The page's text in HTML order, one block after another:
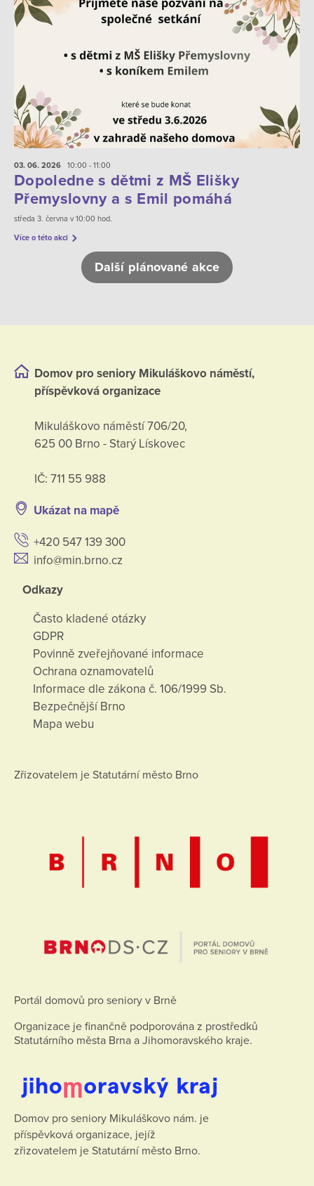
03. 06. 2026 10:00 - 11:00
Dopoledne s dětmi z MŠ Elišky
Přemyslovny a s Emil pomáhá
středa 3. června v 10:00 hod.
Více o této akci
Další plánované akce
Domov pro seniory Mikuláškovo náměstí,
příspěvková organizace
Mikuláškovo náměstí 706/20,
625 00 Brno - Starý Lískovec
IČ: 711 55 988
Ukázat na mapě
+420 547 139 300
info@min.brno.cz
Odkazy
Často kladené otázky
GDPR
Povinně zveřejňované informace
Ochrana oznamovatelů
Informace dle zákona č. 106/1999 Sb.
Bezpečnější Brno
Mapa webu
Zřizovatelem je Statutární město Brno
Portál domovů pro seniory v Brně
Organizace je finančně podporována z prostředků
Statutárního města Brna a Jihomoravského kraje.
Domov pro seniory Mikuláškovo nám. je
příspěvková organizace, jejíž
zřizovatelem je Statutární město Brno.